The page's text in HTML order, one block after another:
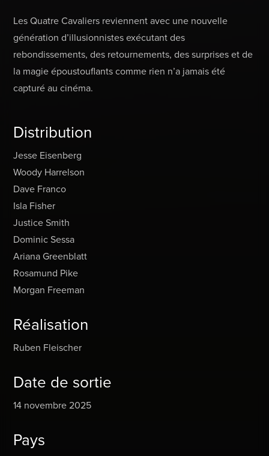
Les Quatre Cavaliers reviennent avec une nouvelle
génération d’illusionnistes exécutant des
rebondissements, des retournements, des surprises et de
la magie époustouflants comme rien n’a jamais été
capturé au cinéma.
Distribution
Jesse Eisenberg
Woody Harrelson
Dave Franco
Isla Fisher
Justice Smith
Dominic Sessa
Ariana Greenblatt
Rosamund Pike
Morgan Freeman
Réalisation
Ruben Fleischer
Date de sortie
14 novembre 2025
Pays